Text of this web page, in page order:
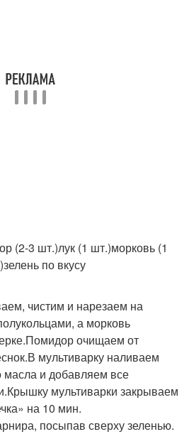
(2-3 шт.)лук (1 шт.)морковь (1
по вкусу
чистим и нарезаем на
а морковь
очищаем от
мультиварку наливаем
масла и добавляем все
мультиварки закрываем
на 10 мин.
посыпав сверху зеленью.